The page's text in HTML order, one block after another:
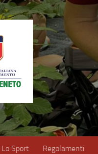
Lo Sport Regolamenti